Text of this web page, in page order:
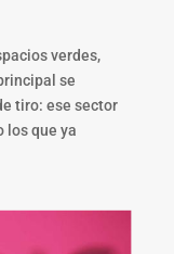
verdes,
se
tiro: ese sector
los que ya